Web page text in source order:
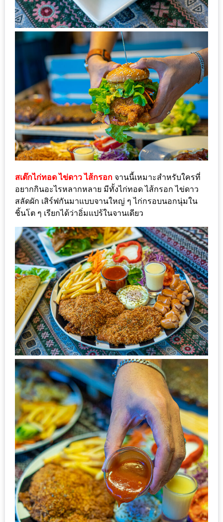
บ้าน
ที่
ทุก
ต้อง
มา
พบ
สินค้า
เรื่อง
บ้าน
คุ้ม
ครบ
จบ
ที่
เดียว
HOMEPRO
FAIR
2017
เชียงใหม่
จัด
เต็ม
กับ
แผนที่
ร้าน
หมู
กระทะ
ทั่ว
เชียงใหม่
งบ
ไม่
บาน
ปลาย
อิ่ม
ชิ
ลล์
ไม่
เกิน
สเต๊กไก่ทอด ไข่ดาว ไส้กรอก จานนี้เหมาะสำหรับใครที่
อยากกินอะไรหลากหลาย มีทั้งไก่ทอด ไส้กรอก ไข่ดาว
สลัดผัก เสิร์ฟกันมาแบบจานใหญ่ ๆ ไก่กรอบนอกนุ่มใน
ชิ้นโต ๆ เรียกได้ว่าอิ่มแปร้ในจานเดียว